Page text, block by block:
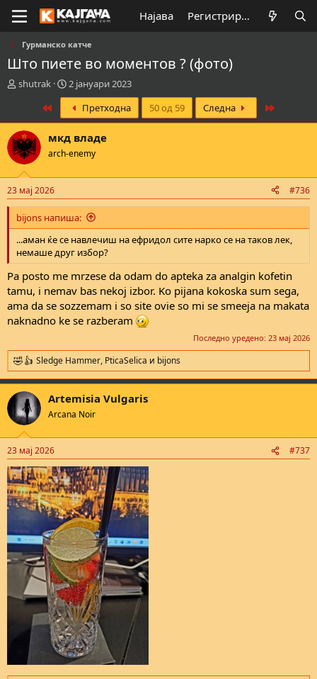
Најава Регистрирај се
Гурманско катче
Што пиете во моментов ? (фото)
К
а
т
о
р
н
т
е
м
т
а
shutrak
В
р
е
м
е
н
а
п
о
ч
н
у
в
а
њ
2 јануари 2023
Претходна 50 од 59 Следна
мкд владе
arch-enemy
23 мај 2026 #736
bijons напиша:
...аман ќе се навлечиш на ефридол сите нарко се на таков лек,
немаше друг избор?
Pa posto me mrzese da odam do apteka za analgin kofetin
tamu, i nemav bas nekoj izbor. Ko pijana kokoska sum sega,
ama da se sozzemam i so site ovie so mi se smeeja na makata
naknadno ke se razberam
Последно уредено: 23 мај 2026
R
e
a
c
t
i
s
:
Sledge Hammer, PticaSelica и bijons
Artemisia Vulgaris
Arcana Noir
23 мај 2026 #737